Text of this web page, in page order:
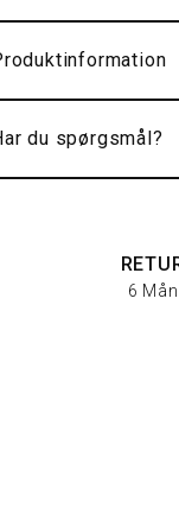
du spørgsmål?
6